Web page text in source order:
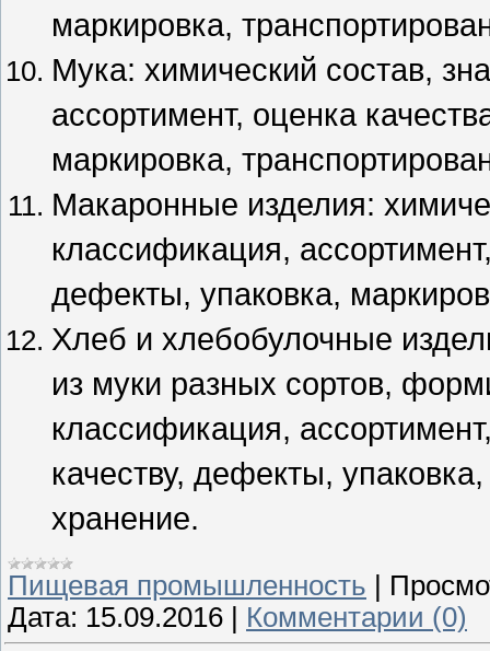
маркировка,
Мука: химический состав,
ассортимент, оценка
маркировка,
Макаронные изделия:
классификация,
дефекты, упаковка,
Хлеб и хлебобулочные
из муки разных сортов,
классификация,
качеству, дефекты,
хранение.
Пищевая промышленность |
Дата: 15.09.2016 | Комментарии (0)